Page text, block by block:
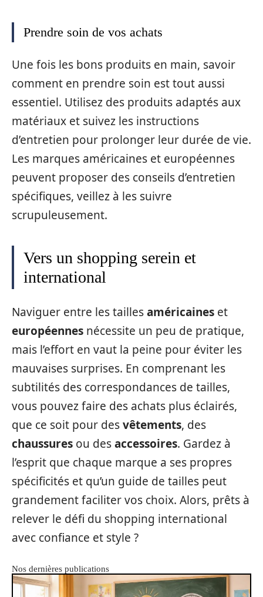
Prendre soin de vos achats
Une fois les bons produits en main, savoir
comment en prendre soin est tout aussi
essentiel. Utilisez des produits adaptés aux
matériaux et suivez les instructions
d’entretien pour prolonger leur durée de vie.
Les marques américaines et européennes
peuvent proposer des conseils d’entretien
spécifiques, veillez à les suivre
scrupuleusement.
Vers un shopping serein et
international
Naviguer entre les taillesaméricaines et
européennes nécessite un peu de pratique,
mais l’effort en vaut la peine pour éviter les
mauvaises surprises. En comprenant les
subtilités des correspondances de tailles,
vous pouvez faire des achats plus éclairés,
que ce soit pour desvêtements, des
chaussures ou desaccessoires. Gardez à
l’esprit que chaque marque a ses propres
spécificités et qu’un guide de tailles peut
grandement faciliter vos choix. Alors, prêts à
relever le défi du shopping international
avec confiance et style ?
Nos dernières publications